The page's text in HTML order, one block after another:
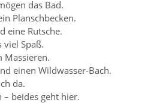
das Bad.
Planschbecken.
eine Rutsche.
viel Spaß.
Massieren.
einen Wildwasser-Bach.
da.
beides geht hier.